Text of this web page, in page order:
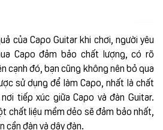
của Capo Guitar khi chơi, người yêu
Capo đảm bảo chất lượng, có rõ
cạnh đó, bạn cũng không nên bỏ qua
sử dụng để làm Capo, nhất là chất
tiếp xúc giữa Capo và đàn Guitar.
chất liệu mềm dẻo sẽ đảm bảo nhất,
cần đàn và dây đàn.